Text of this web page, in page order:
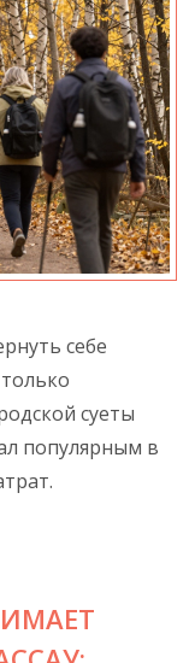
себе
суеты
популярным в